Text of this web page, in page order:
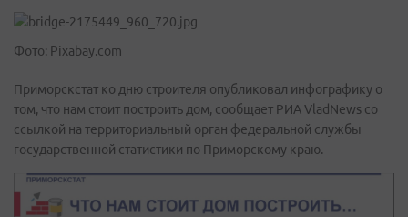
Фото: Pixabay.com
Приморскстат ко дню строителя опубликовал инфографику о
том, что нам стоит построить дом, сообщает РИА VladNews со
ссылкой на территориальный орган федеральной службы
государственной статистики по Приморскому краю.